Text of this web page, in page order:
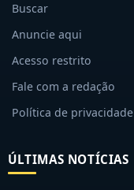
Buscar
Anuncie aqui
Acesso restrito
Fale com a redação
Política de privacidade
ÚLTIMAS NOTÍCIAS